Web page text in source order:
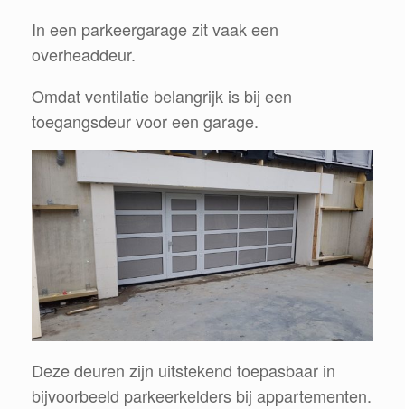
In een parkeergarage zit vaak een
overheaddeur.
Omdat ventilatie belangrijk is bij een
toegangsdeur voor een garage.
Deze deuren zijn uitstekend toepasbaar in
bijvoorbeeld parkeerkelders bij appartementen.